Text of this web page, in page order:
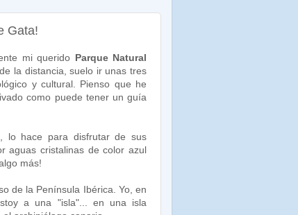
Gata!
mi querido Parque Natural
la distancia, suelo ir unas tres
y cultural. Pienso que he
como puede tener un guía
lo hace para disfrutar de sus
aguas cristalinas de color azul
más!
de la Península Ibérica. Yo, en
a una "isla"... en una isla